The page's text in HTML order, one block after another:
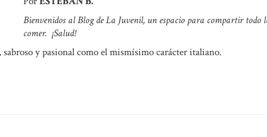
Bienvenidos al Blog de La Juvenil, un espacio para compartir todo
comer. ¡Salud!
y pasional como el mismísimo carácter italiano.